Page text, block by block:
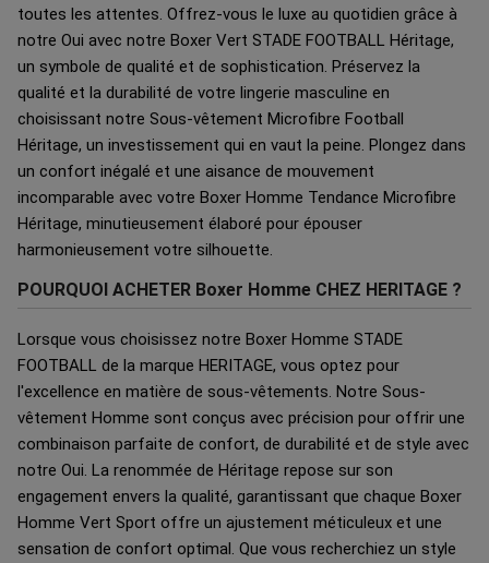
toutes les attentes. Offrez-vous le luxe au quotidien grâce à
notre Oui avec notre Boxer Vert STADE FOOTBALL Héritage,
un symbole de qualité et de sophistication. Préservez la
qualité et la durabilité de votre lingerie masculine en
choisissant notre Sous-vêtement Microfibre Football
Héritage, un investissement qui en vaut la peine. Plongez dans
un confort inégalé et une aisance de mouvement
incomparable avec votre Boxer Homme Tendance Microfibre
Héritage, minutieusement élaboré pour épouser
harmonieusement votre silhouette.
POURQUOI ACHETER Boxer Homme CHEZ HERITAGE ?
Lorsque vous choisissez notre Boxer Homme STADE
FOOTBALL de la marque HERITAGE, vous optez pour
l'excellence en matière de sous-vêtements. Notre Sous-
vêtement Homme sont conçus avec précision pour offrir une
combinaison parfaite de confort, de durabilité et de style avec
notre Oui. La renommée de Héritage repose sur son
engagement envers la qualité, garantissant que chaque Boxer
Homme Vert Sport offre un ajustement méticuleux et une
sensation de confort optimal. Que vous recherchiez un style